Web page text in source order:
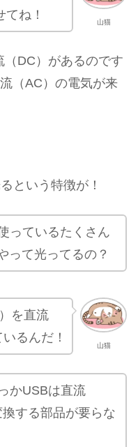
山猫
ね！
DC）があるのです
（AC）の電気が来
という特徴が！
っているたくさん
って光ってるの？
山猫
を直流
るんだ！
かUSBは直流
換する部品が要らな